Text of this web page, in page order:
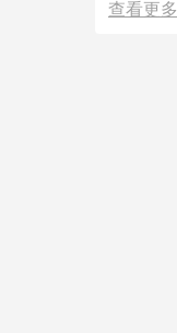
查看更多